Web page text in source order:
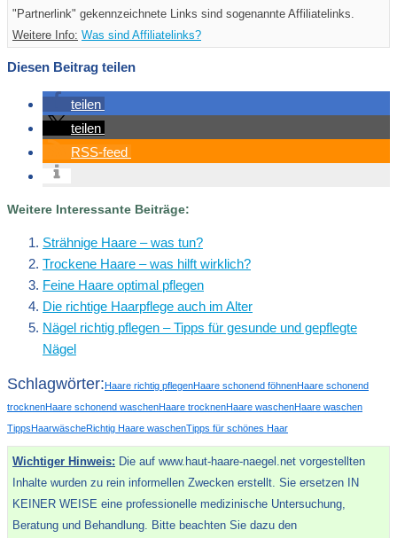
"Partnerlink" gekennzeichnete Links sind sogenannte Affiliatelinks.
Weitere Info: Was sind Affiliatelinks?
Diesen Beitrag teilen
teilen
teilen
RSS-feed
Weitere Interessante Beiträge:
Strähnige Haare – was tun?
Trockene Haare – was hilft wirklich?
Feine Haare optimal pflegen
Die richtige Haarpflege auch im Alter
Nägel richtig pflegen – Tipps für gesunde und gepflegte
Nägel
Schlagwörter:Haare richtig pflegenHaare schonend föhnenHaare schonend
trocknenHaare schonend waschenHaare trocknenHaare waschenHaare waschen
TippsHaarwäscheRichtig Haare waschenTipps für schönes Haar
Wichtiger Hinweis: Die auf www.haut-haare-naegel.net vorgestellten
Inhalte wurden zu rein informellen Zwecken erstellt. Sie ersetzen IN
KEINER WEISE eine professionelle medizinische Untersuchung,
Beratung und Behandlung. Bitte beachten Sie dazu den